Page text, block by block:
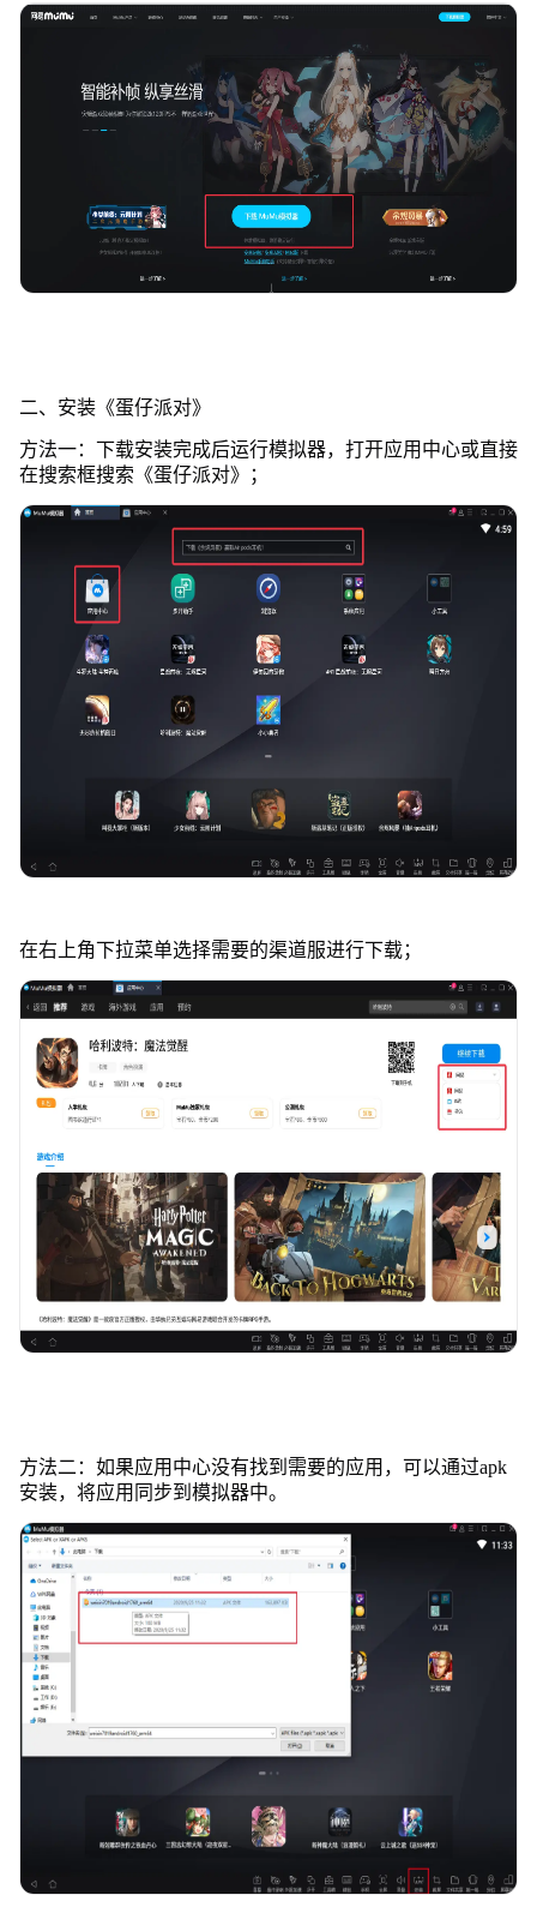
二、安装《蛋仔派对》
方法一：下载安装完成后运行模拟器，打开应用中心或直接
在搜索框搜索《蛋仔派对》；
在右上角下拉菜单选择需要的渠道服进行下载；
方法二：如果应用中心没有找到需要的应用，可以通过apk
安装，将应用同步到模拟器中。